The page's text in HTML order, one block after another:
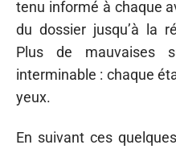
tenu informé à chaque
du dossier jusqu’à la
Plus de mauvaises
interminable : chaque
yeux.
En suivant ces